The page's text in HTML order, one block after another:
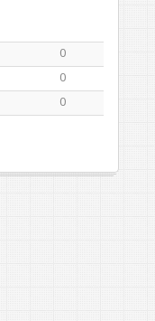
0
0
0